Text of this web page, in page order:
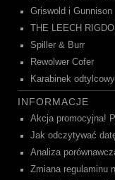
Griswold i Gunnison
THE LEECH
Spiller & Burr
Rewolwer Cofer
Karabinek
INFORMACJE
Akcja promocyjna!
Jak odczytywać
Analiza
Zmiana regulaminu